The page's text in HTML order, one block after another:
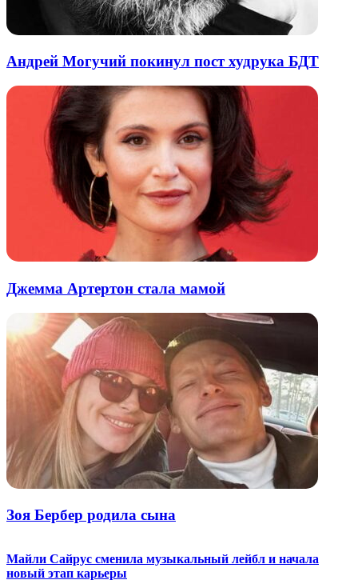
Андрей Могучий покинул пост худрука БДТ
Джемма Артертон стала мамой
Зоя Бербер родила сына
Майли Сайрус сменила музыкальный лейбл и начала
новый этап карьеры